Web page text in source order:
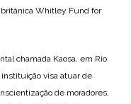
Whitley Fund for
chamada Kaosa, em Rio
instituição visa atuar de
de moradores,